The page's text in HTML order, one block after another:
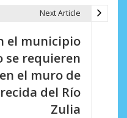
Next Article
el municipio
se requieren
el muro de
del Río
Zulia